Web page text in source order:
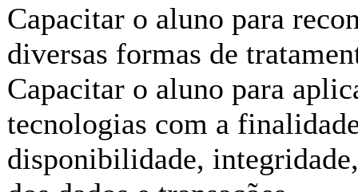
Capacitar o aluno para
diversas formas de
Capacitar o aluno para
tecnologias com a
disponibilidade,